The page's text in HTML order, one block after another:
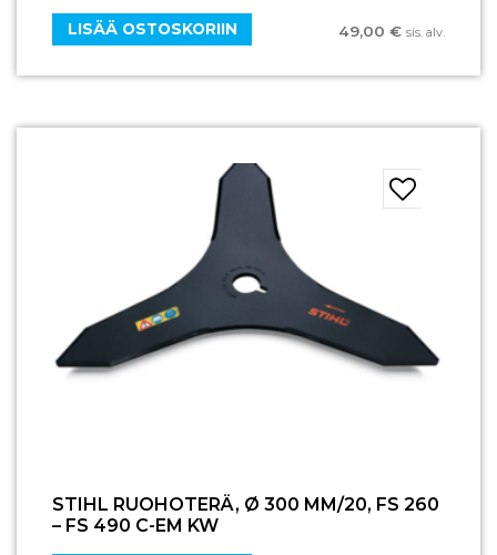
49,00 € sis. alv.
LISÄÄ OSTOSKORIIN
STIHL RUOHOTERÄ, Ø 300 MM/20, FS 260
– FS 490 C-EM KW